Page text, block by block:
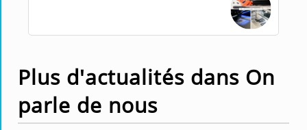
Plus d'actualités dans On
parle de nous